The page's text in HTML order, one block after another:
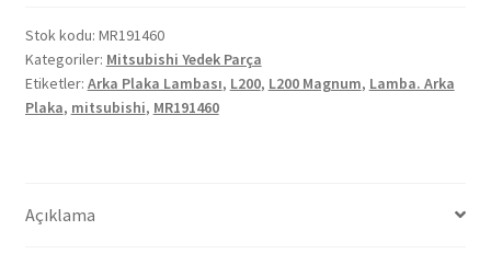
Arka
Plaka
Lambası
MR191460
Stok kodu: MR191460
Kategoriler: Mitsubishi Yedek Parça
Etiketler: Arka Plaka Lambası, L200, L200 Magnum, Lamba. Arka
Plaka, mitsubishi, MR191460
Açıklama